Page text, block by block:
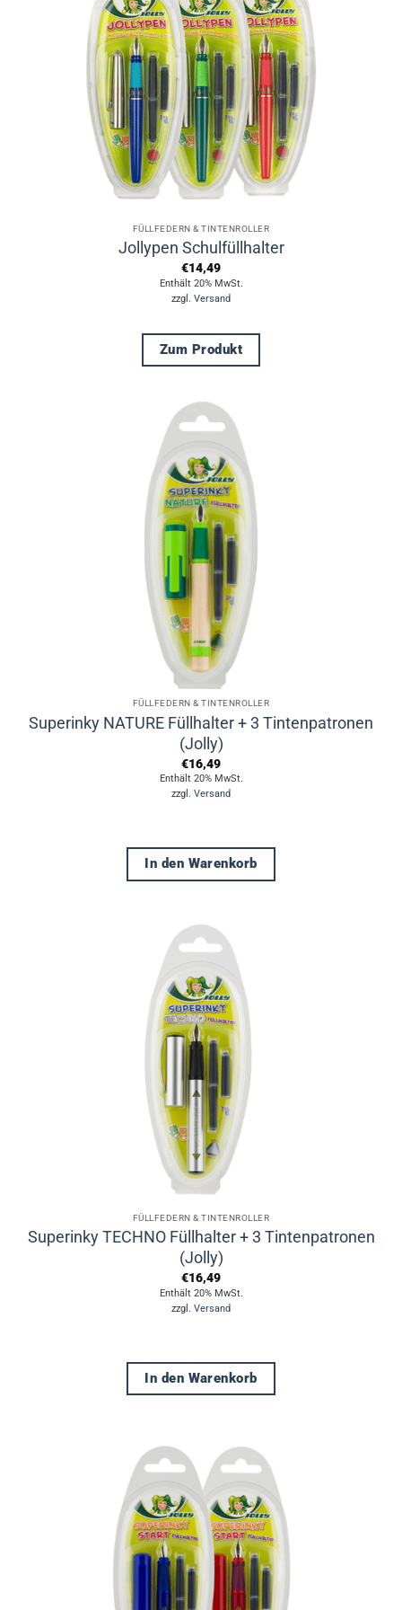
FÜLLFEDERN & TINTENROLLER
Jollypen Schulfüllhalter
€14,49
Enthält 20% MwSt.
zzgl. Versand
Zum Produkt
weist
mehrere
Varianten
auf.
Die
Optionen
können
auf
der
Produktseite
gewählt
werden
FÜLLFEDERN & TINTENROLLER
Superinky NATURE Füllhalter + 3 Tintenpatronen
(Jolly)
€16,49
Enthält 20% MwSt.
zzgl. Versand
In den Warenkorb
FÜLLFEDERN & TINTENROLLER
Superinky TECHNO Füllhalter + 3 Tintenpatronen
(Jolly)
€16,49
Enthält 20% MwSt.
zzgl. Versand
In den Warenkorb